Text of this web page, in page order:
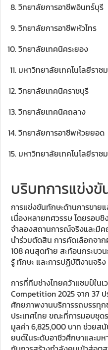
วิทยาลัยการอาชีพอินทร์บุรี
วิทยาลัยการอาชีพหัวไทร
วิทยาลัยเทคนิคระยอง
มหาวิทยาลัยเทคโนโลยีรา
วิทยาลัยเทคนิคราชบุรี
วิทยาลัยเทคนิคถลาง
วิทยาลัยการอาชีพห้วยยอด
มหาวิทยาลัยเทคโนโลยีราช
บริบทการแข่งขั
การแข่งขันทักษะด้านการขาย
เนื่องหลายทศวรรษ โดยรอบชิ
จำลองสถานการณ์จริงและมี
นำร่วมตัดสิน การคัดเลือกจา
108 คนสุดท้าย สะท้อนกระบว
รู้ ทักษะ และการปฏิบัติงานจริง
การที่ทีมช่างไทยคว้าแชมป์ใน
Competition 2025 จาก 37
ศักยภาพงานบริการรถบรรทุ
ประเทศไทย ขณะที่การมอบชุ
มูลค่า 6,825,000 บาท ช่วย
ยนต์ในระดับอาชีวศึกษาและม